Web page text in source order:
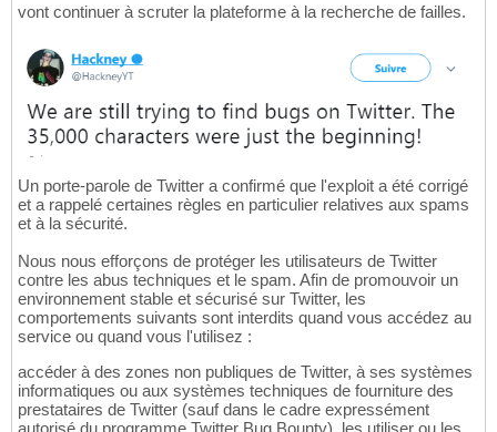
vont continuer à scruter la plateforme à la recherche de failles.
Un porte-parole de Twitter a confirmé que l'exploit a été corrigé
et a rappelé certaines règles en particulier relatives aux spams
et à la sécurité.
Nous nous efforçons de protéger les utilisateurs de Twitter
contre les abus techniques et le spam. Afin de promouvoir un
environnement stable et sécurisé sur Twitter, les
comportements suivants sont interdits quand vous accédez au
service ou quand vous l'utilisez :
accéder à des zones non publiques de Twitter, à ses systèmes
informatiques ou aux systèmes techniques de fourniture des
prestataires de Twitter (sauf dans le cadre expressément
autorisé du programme Twitter Bug Bounty), les utiliser ou les